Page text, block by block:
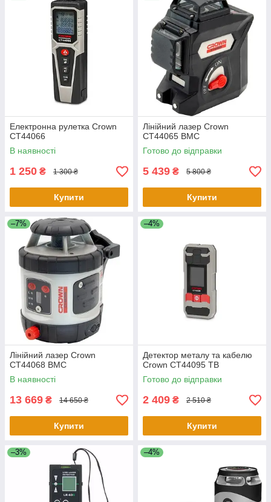
Електронна рулетка Crown
CT44066
В наявності
1 250 ₴ 1 300 ₴
Купити
Лінійний лазер Crown
СТ44065 BMC
Готово до відправки
5 439 ₴ 5 800 ₴
Купити
–7%
Лінійний лазер Crown
CT44068 BMC
В наявності
13 669 ₴ 14 650 ₴
Купити
–4%
Детектор металу та кабелю
Crown CT44095 ТВ
Готово до відправки
2 409 ₴ 2 510 ₴
Купити
–3% –4%